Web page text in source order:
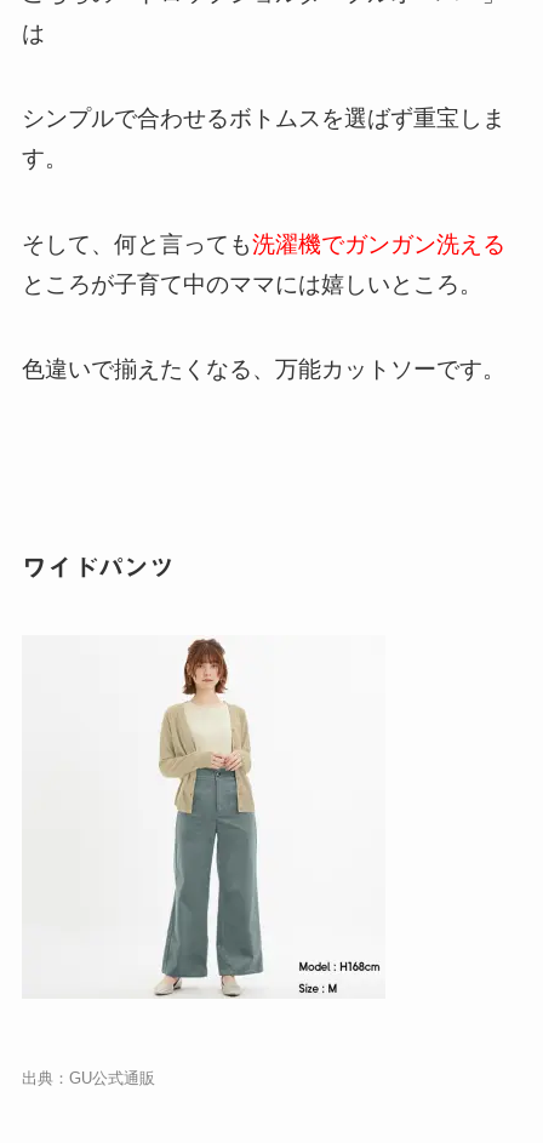
は
シンプルで合わせるボトムスを選ばず重宝しま
す。
そして、何と言っても洗濯機でガンガン洗える
ところが子育て中のママには嬉しいところ。
色違いで揃えたくなる、万能カットソーです。
ワイドパンツ
出典： GU公式通販